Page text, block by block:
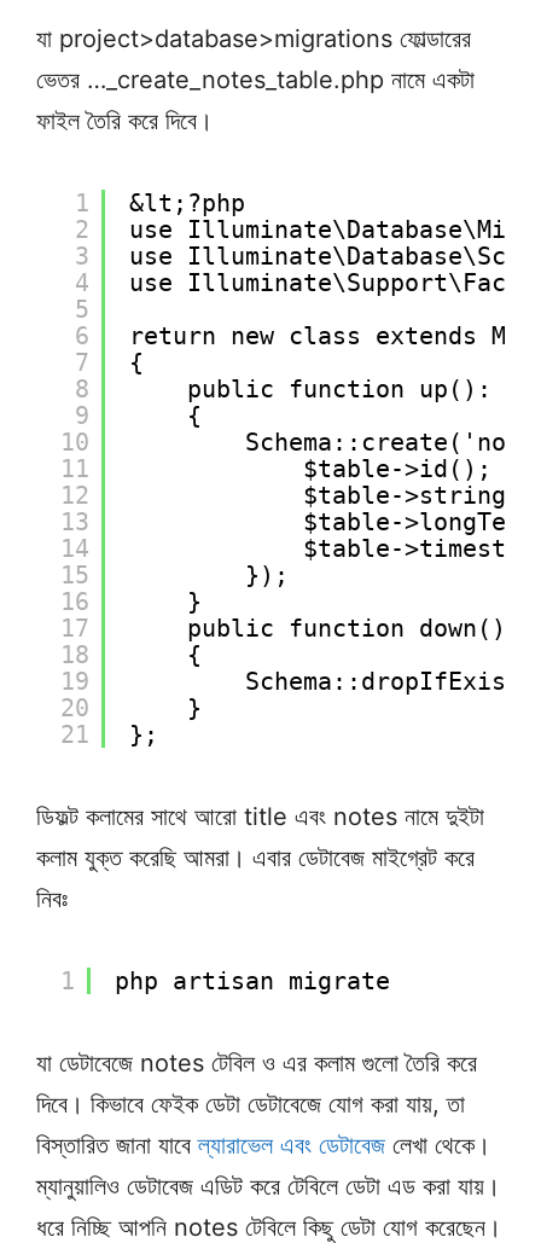
যা project>database>migrations ফোল্ডারের
ভেতর …_create_notes_table.php নামে একটা
ফাইল তৈরি করে দিবে।
1
2
3
4
5
6
7
8
9
10
11
12
13
14
15
16
17
18
19
20
21
&lt;?php
use
use
use
return new class extends
{
public function up():
{
$table->id();
$table-
$table-
$table-
});
}
public function down():
{
}
};
ডিফল্ট কলামের সাথে আরো title এবং notes নামে দুইটা
কলাম যুক্ত করেছি আমরা। এবার ডেটাবেজ মাইগ্রেট করে
নিবঃ
1 php artisan migrate
যা ডেটাবেজে notes টেবিল ও এর কলাম গুলো তৈরি করে
দিবে। কিভাবে ফেইক ডেটা ডেটাবেজে যোগ করা যায়, তা
বিস্তারিত জানা যাবেল্যারাভেল এবং ডেটাবেজ লেখা থেকে।
ম্যানুয়ালিও ডেটাবেজ এডিট করে টেবিলে ডেটা এড করা যায়।
ধরে নিচ্ছি আপনি notes টেবিলে কিছু ডেটা যোগ করেছেন।